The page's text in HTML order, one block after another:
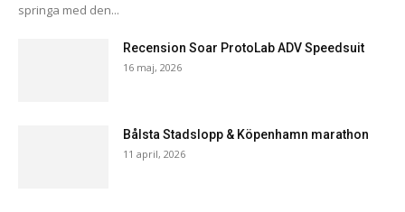
springa med den...
Recension Soar ProtoLab ADV Speedsuit
16 maj, 2026
Bålsta Stadslopp & Köpenhamn marathon
11 april, 2026